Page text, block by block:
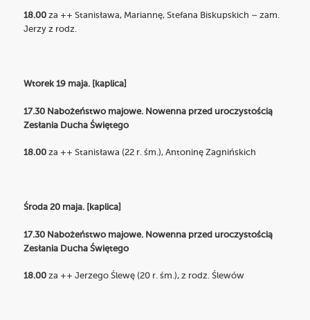
18.00 za ++ Stanisława, Mariannę, Stefana Biskupskich – zam.
Jerzy z rodz.
Wtorek 19 maja. [kaplica]
17.30 Nabożeństwo majowe. Nowenna przed uroczystością
Zesłania Ducha Świętego
18.00za ++ Stanisława (22 r. śm.), Antoninę Zagnińskich
Środa 20 maja. [kaplica]
17.30 Nabożeństwo majowe. Nowenna przed uroczystością
Zesłania Ducha Świętego
18.00za ++ Jerzego Ślewę (20 r. śm.), z rodz. Ślewów